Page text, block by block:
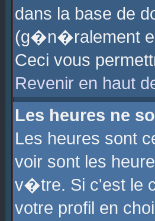
dans la base de
(g�n�ralement
Ceci vous
Revenir en haut
Les heures ne
Les heures sont
voir sont les
v�tre. Si c'est le
votre profil en